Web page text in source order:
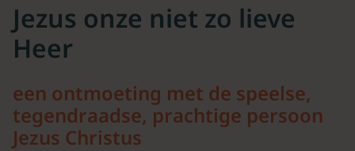
Jezus onze niet zo lieve
Heer
een ontmoeting met de speelse,
tegendraadse, prachtige persoon
Jezus Christus